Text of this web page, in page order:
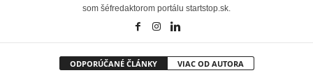
som šéfredaktorom portálu startstop.sk.
ODPORÚČANÉ ČLÁNKY VIAC OD AUTORA